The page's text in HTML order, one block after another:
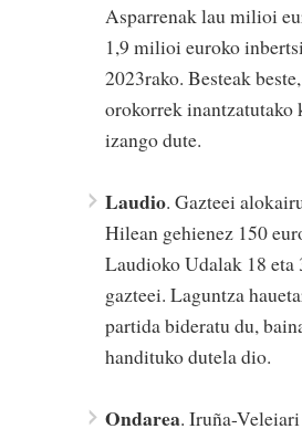
Asparrenak lau milioi
1,9 milioi euroko
2023rako. Besteak
orokorrek inantzatutako
izango dute.
Laudio. Gazteei
Hilean gehienez 150
Laudioko Udalak 18 eta
gazteei. Laguntza
partida bideratu du,
handituko dutela dio.
Ondarea. Iruña-